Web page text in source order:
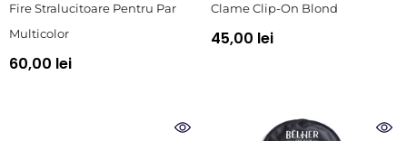
Fire Stralucitoare Pentru Par
Multicolor
60,00 lei
Clame Clip-On Blond
45,00 lei